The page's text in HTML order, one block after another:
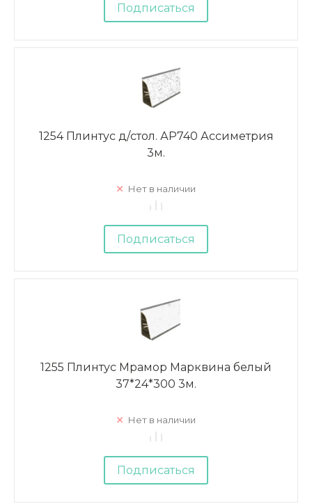
Подписаться
1254 Плинтус д/стол. АР740 Ассиметрия
3м.
Нет в наличии
Подписаться
1255 Плинтус Мрамор Марквина белый
37*24*300 3м.
Нет в наличии
Подписаться